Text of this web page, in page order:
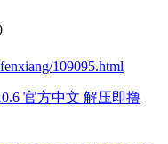
109095.html
官方中文 解压即撸